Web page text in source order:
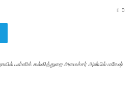
0
பள்ளிக் கல்வித்துறை அமைச்சர் அன்பில் மகேஷ்